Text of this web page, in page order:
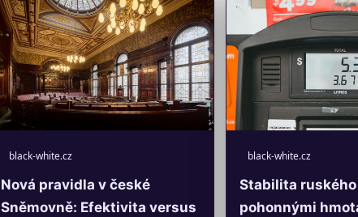
black-white.cz
Nová pravidla v české
Sněmovně: Efektivita versus
black-white.cz
Stabilita
pohonnými